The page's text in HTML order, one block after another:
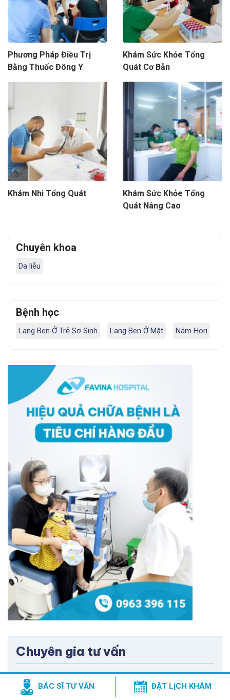
Phương Pháp Điều Trị
Bằng Thuốc Đông Y
Khám Sức Khỏe Tổng
Quát Cơ Bản
Khám Nhi Tổng Quát
Khám Sức Khỏe Tổng
Quát Nâng Cao
Chuyên khoa
Da liễu
Bệnh học
Lang Ben Ở Trẻ Sơ Sinh Lang Ben Ở Mặt Nám Hori
Chuyên gia tư vấn
BÁC SĨ TƯ VẤN ĐẶT LỊCH KHÁM